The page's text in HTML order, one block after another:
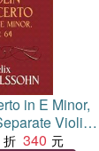
in E Minor,
Violin
340